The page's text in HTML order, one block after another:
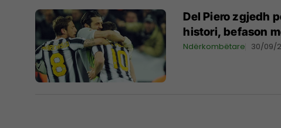
Del Piero zgjedh
histori, befason
Ndërkombëtare 30/09/